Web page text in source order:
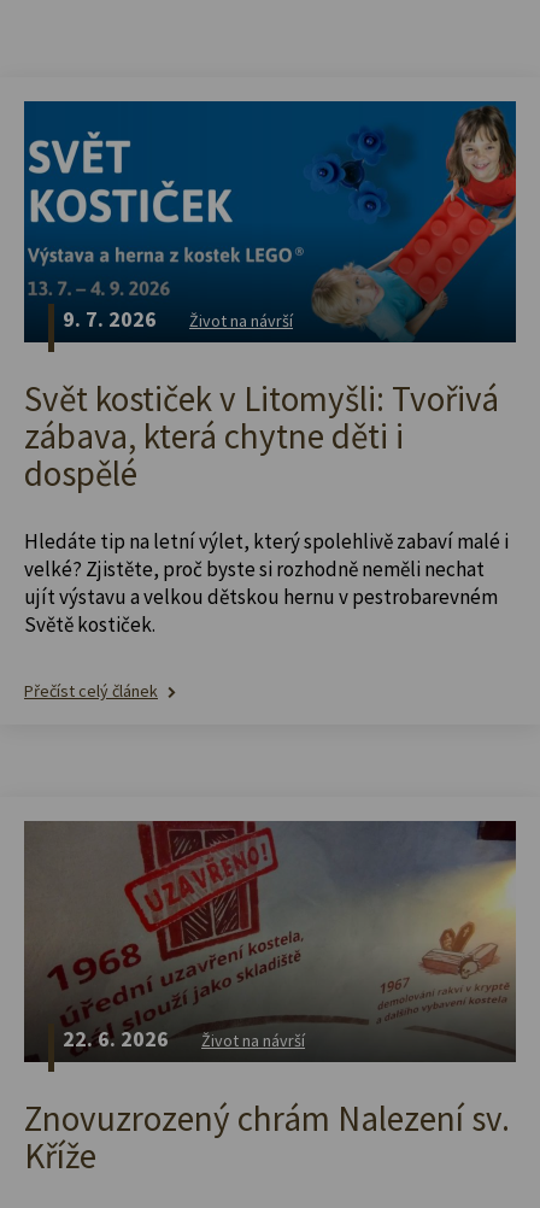
9. 7. 2026 Život na návrší
Svět kostiček v Litomyšli: Tvořivá
zábava, která chytne děti i
dospělé
Hledáte tip na letní výlet, který spolehlivě zabaví malé i
velké? Zjistěte, proč byste si rozhodně neměli nechat
ujít výstavu a velkou dětskou hernu v pestrobarevném
Světě kostiček.
Přečíst celý článek
22. 6. 2026 Život na návrší
Znovuzrozený chrám Nalezení sv.
Kříže